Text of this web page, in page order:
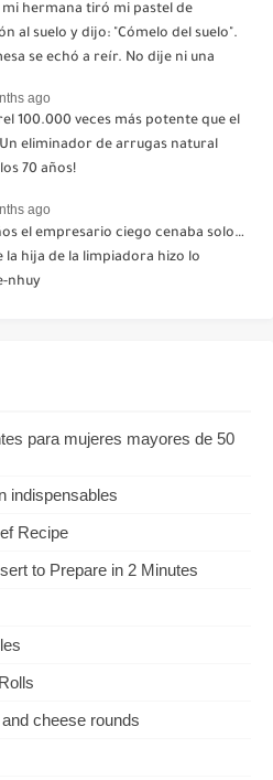
mi hermana tiró mi pastel de
al suelo y dijo: "Cómelo del suelo".
se echó a reír. No dije ni una
"Hemos decidido cortar todo
Aléjate para siempre"-nhuy
ago
100.000 veces más potente que el
eliminador de arrugas natural
70 años!
ago
el empresario ciego cenaba solo…
la hija de la limpiadora hizo lo
nhuy
para mujeres mayores de 50
indispensables
Recipe
to Prepare in 2 Minutes
cheese rounds